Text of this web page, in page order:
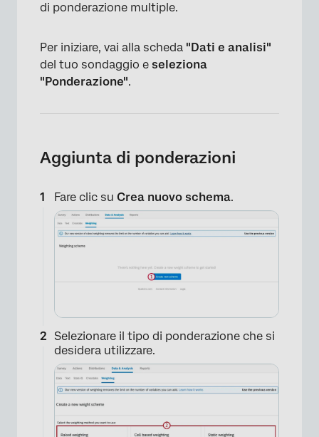
di ponderazione multiple.
Per iniziare, vai alla scheda "Dati e analisi"
del tuo sondaggio e seleziona
"Ponderazione".
Aggiunta di ponderazioni
Fare clic su Crea nuovo schema.
Selezionare il tipo di ponderazione che si
desidera utilizzare.